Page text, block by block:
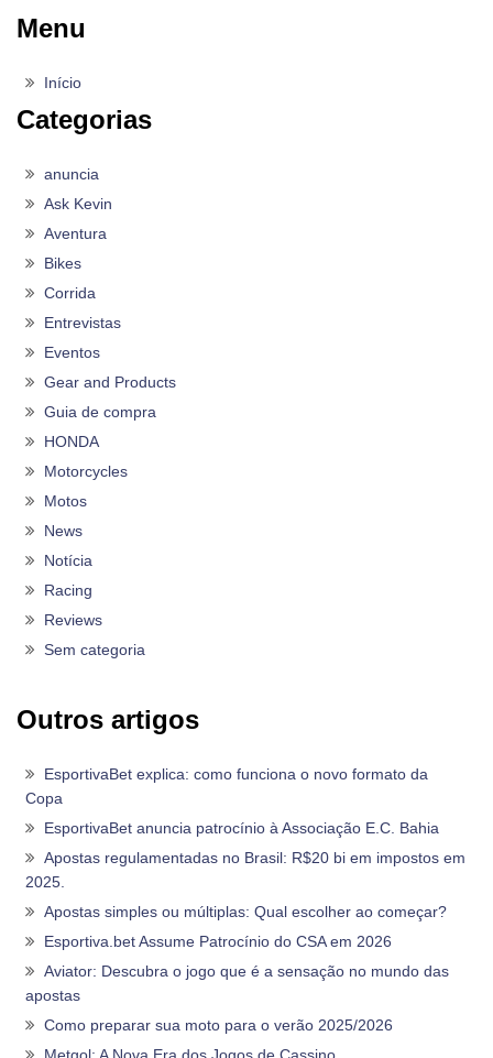
Menu
Início
Categorias
anuncia
Ask Kevin
Aventura
Bikes
Corrida
Entrevistas
Eventos
Gear and Products
Guia de compra
HONDA
Motorcycles
Motos
News
Notícia
Racing
Reviews
Sem categoria
Outros artigos
EsportivaBet explica: como funciona o novo formato da
Copa
EsportivaBet anuncia patrocínio à Associação E.C. Bahia
Apostas regulamentadas no Brasil: R$20 bi em impostos em
2025.
Apostas simples ou múltiplas: Qual escolher ao começar?
Esportiva.bet Assume Patrocínio do CSA em 2026
Aviator: Descubra o jogo que é a sensação no mundo das
apostas
Como preparar sua moto para o verão 2025/2026